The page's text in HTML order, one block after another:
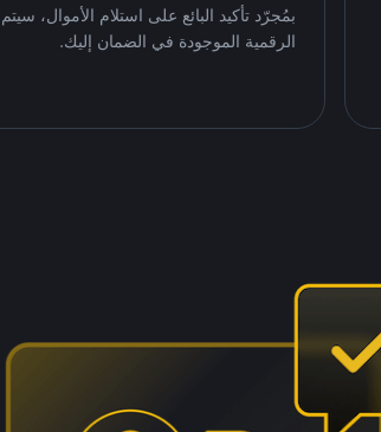
بمُجرّد تأكيد البائع على استلام الأموال،
الرقمية الموجودة في الضمان إليك.